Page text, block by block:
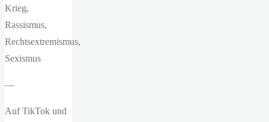
Krieg,
Rassismus,
Rechtsextremismus,
Sexismus
—
Auf TikTok und